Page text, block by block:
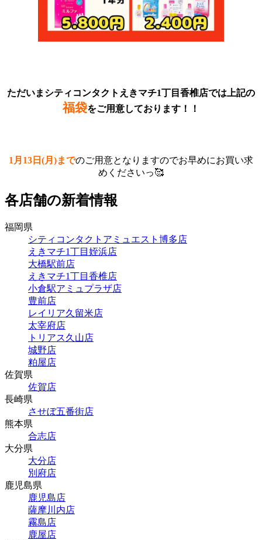
ただいまシティコンタクトえきマチ1丁目香椎店では上記の
福袋をご用意しております！！
1月13日(月)までのご用意となりますのでお早めにお買い求
めくださいっ🥰
各店舗の新着情報
福岡県
シティコンタクトアミュエスト博多店
えきマチ1丁目姪浜店
大橋駅前店
えきマチ1丁目香椎店
小倉駅アミュプラザ店
豊前店
レイリア久留米店
太宰府店
トリアス久山店
城野店
粕屋店
佐賀県
佐賀店
長崎県
させぼ五番街店
熊本県
合志店
大分県
大分店
別府店
鹿児島県
鹿児島店
薩摩川内店
霧島店
鹿屋店